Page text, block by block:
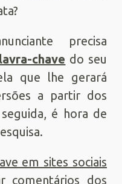
precisa
chave do seu
que lhe gerará
a partir dos
é hora de
em sites sociais
comentários dos